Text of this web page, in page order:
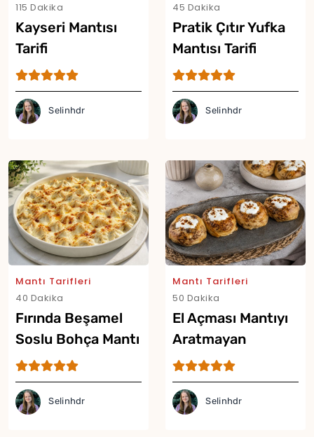
115 Dakika
Kayseri Mantısı
Tarifi
Selinhdr
45 Dakika
Pratik Çıtır Yufka
Mantısı Tarifi
Selinhdr
Mantı Tarifleri
40 Dakika
Fırında Beşamel
Soslu Bohça Mantı
Tarifi
Selinhdr
Mantı Tarifleri
50 Dakika
El Açması Mantıyı
Aratmayan
Sosyete Mantısı
Tarifi
Selinhdr